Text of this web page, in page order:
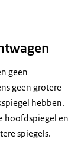
geen
geen grotere
hebben.
hoofdspiegel en
spiegels.